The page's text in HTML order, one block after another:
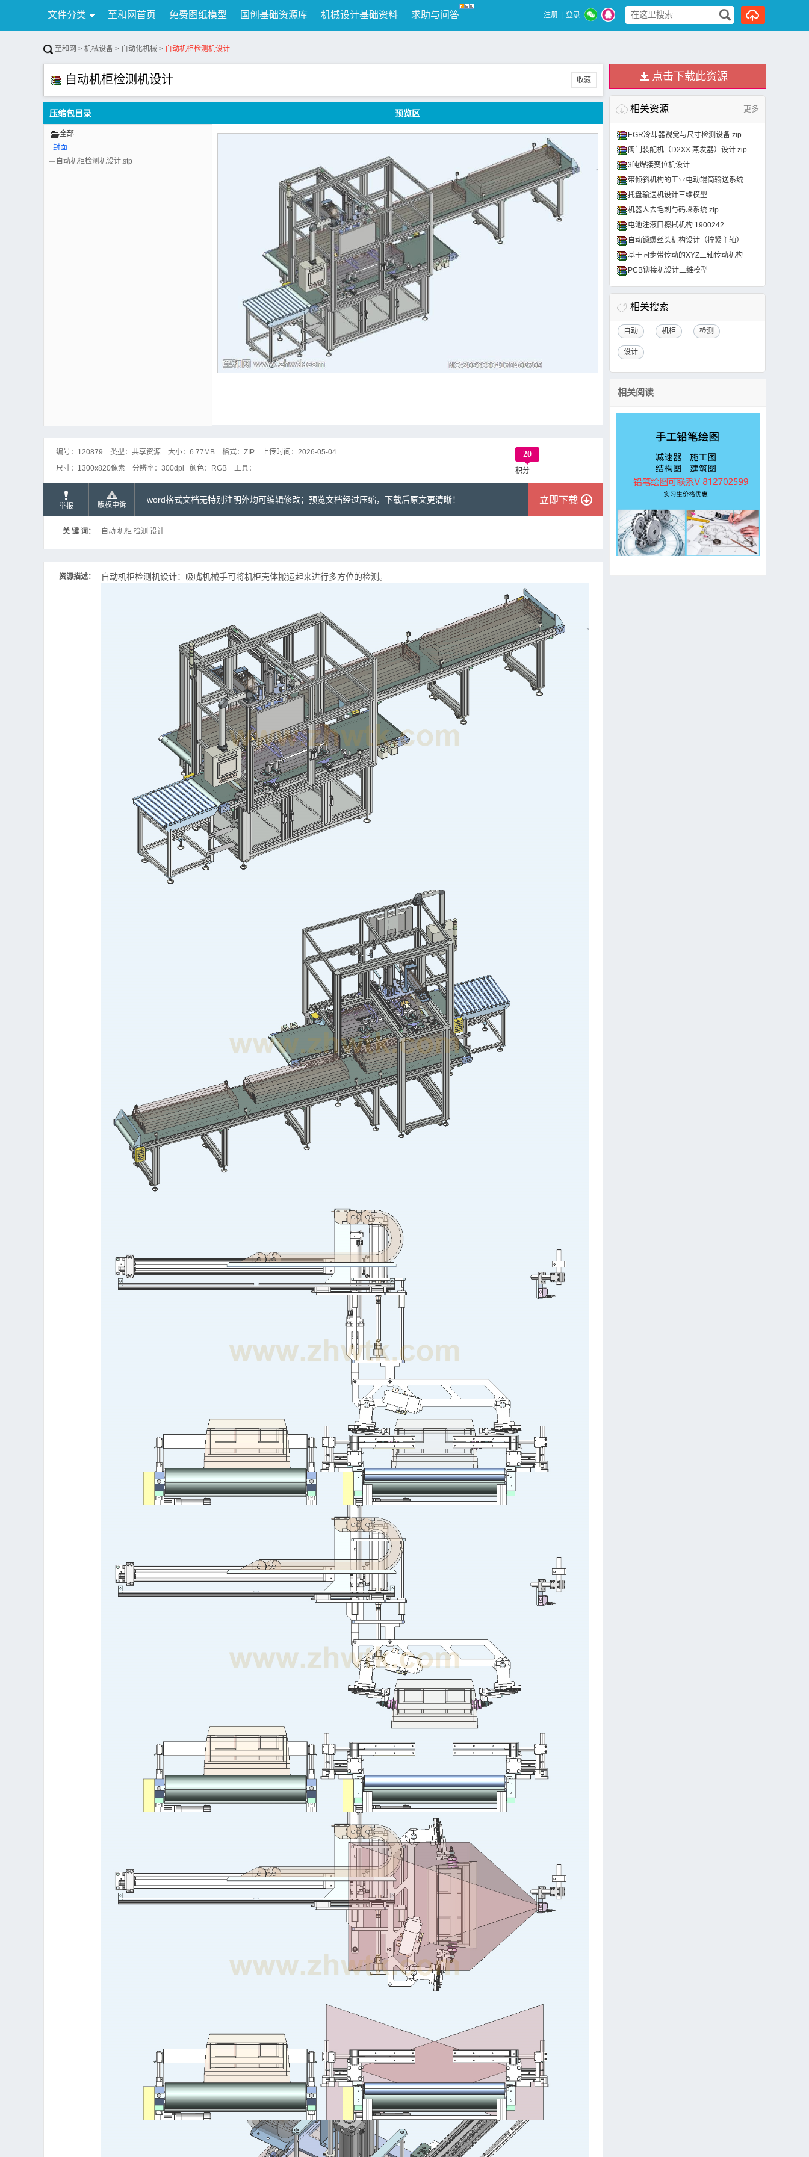
文件分类 至和网首页 免费图纸模型 国创基础资源库 机械设计基础资料 求助与问答
行业资讯 公告 联系我们
注册 登录
至和网 > 机械设备 > 自动化机械 > 自动机柜检测机设计
自动机柜检测机设计 收藏
压缩包目录 预览区
全部
封面
自动机柜检测机设计.stp
编号： 120879 类型： 共享资源 大小： 6.77MB 格式： ZIP 上传时间： 2026-05-04
尺寸： 1300x820像素 分辨率： 300dpi 颜色： RGB 工具：
20
积分
举报 版权申诉
word格式文档无特别注明外均可编辑修改；预览文档经过压缩，下载后原文更清晰！ 立即下载
关 键 词： 自动 机柜 检测 设计
资源描述： 自动机柜检测机设计：吸嘴机械手可将机柜壳体搬运起来进行多方位的检测。
点击下载此资源
相关资源 更多
EGR冷却器视觉与尺寸检测设备.zip
阀门装配机（D2XX 蒸发器）设计.zip
3吨焊接变位机设计
带倾斜机构的工业电动辊筒输送系统
托盘输送机设计三维模型
机器人去毛刺与码垛系统.zip
电池注液口擦拭机构 1900242
自动锁螺丝头机构设计（拧紧主轴）
基于同步带传动的XYZ三轴传动机构
PCB铆接机设计三维模型
相关搜索
自动 机柜 检测
设计
相关阅读